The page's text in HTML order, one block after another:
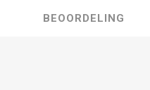
BEOORDELING